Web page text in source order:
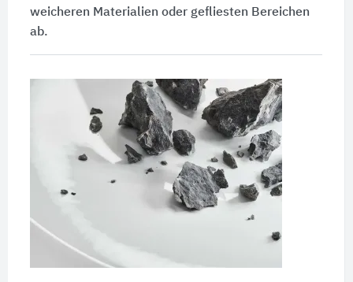
weicheren Materialien oder gefliesten Bereichen
ab.